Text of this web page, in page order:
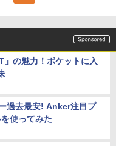
」の魅力！ポケットに入
過去最安! Anker注目プ
使ってみた